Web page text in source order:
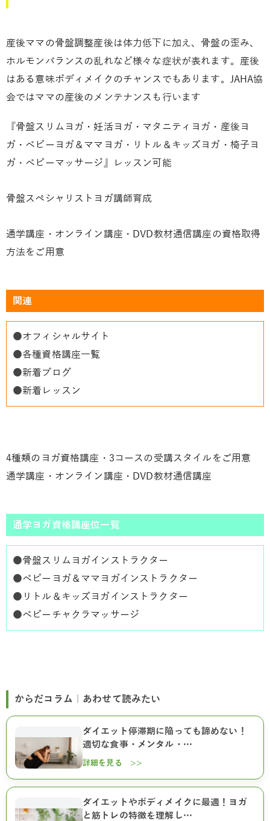
産後ママの骨盤調整産後は体力低下に加え、骨盤の歪み、
ホルモンバランスの乱れなど様々な症状が表れます。産後
はある意味ボディメイクのチャンスでもあります。JAHA協
会ではママの産後のメンテナンスも行います
『骨盤スリムヨガ・妊活ヨガ・マタニティヨガ・産後ヨ
ガ・ベビーヨガ＆ママヨガ・リトル＆キッズヨガ・椅子ヨ
ガ・ベビーマッサージ』レッスン可能
骨盤スペシャリストヨガ講師育成
通学講座・オンライン講座・DVD教材通信講座の資格取得
方法をご用意
関連
●オフィシャルサイト
●各種資格講座一覧
●新着ブログ
●新着レッスン
4種類のヨガ資格講座・3コースの受講スタイルをご用意
通学講座・オンライン講座・DVD教材通信講座
通学ヨガ資格講座位一覧
●骨盤スリムヨガインストラクター
●ベビーヨガ＆ママヨガインストラクター
● リトル＆キッズヨガインストラクター
●ベビーチャクラマッサージ
からだコラム｜あわせて読みたい
ダイエット停滞期に陥っても諦めない！
適切な食事・メンタル・…
詳細を見る >>
ダイエットやボディメイクに最適！ヨガ
と筋トレの特徴を理解し…